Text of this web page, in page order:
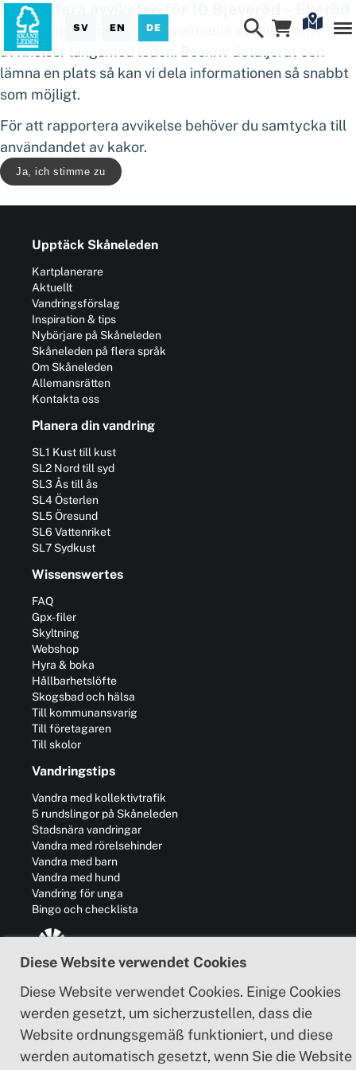
SV EN DE
Rapportera avvikelse för 10 Bjeveröd – Ekeröd
Här kan du rapportera in eventuella problem eller
avvikelser längsmed leden. Beskriv detaljerat och
lämna en plats så kan vi dela informationen så snabbt
som möjligt.
För att rapportera avvikelse behöver du samtycka till
användandet av kakor.
Ja, ich stimme zu
Diese Website verwendet Cookies
Diese Website verwendet Cookies. Einige Cookies
werden gesetzt, um sicherzustellen, dass die
Website ordnungsgemäß funktioniert, und diese
werden automatisch gesetzt, wenn Sie die Website
Upptäck Skåneleden
Kartplanerare
Aktuellt
Vandringsförslag
Inspiration & tips
Nybörjare på Skåneleden
Skåneleden på flera språk
Om Skåneleden
Allemansrätten
Kontakta oss
Planera din vandring
SL1 Kust till kust
SL2 Nord till syd
SL3 Ås till ås
SL4 Österlen
SL5 Öresund
SL6 Vattenriket
SL7 Sydkust
Wissenswertes
FAQ
Gpx-filer
Skyltning
Webshop
Hyra & boka
Hållbarhetslöfte
Skogsbad och hälsa
Till kommunansvarig
Till företagaren
Till skolor
Vandringstips
Vandra med kollektivtrafik
5 rundslingor på Skåneleden
Stadsnära vandringar
Vandra med rörelsehinder
Vandra med barn
Vandra med hund
Vandring för unga
Bingo och checklista
Region Skåne ist der Leader des Skåneleden-
Trails und verantwortlich für die Entwicklung
von Geschäft, Kommunikation, Kultur und
Zusammenarbeit mit anderen Regionen in und
außerhalb Schwedens.